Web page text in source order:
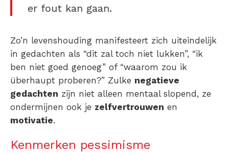
er fout kan gaan.
Zo’n levenshouding manifesteert zich uiteindelijk
in gedachten als “dit zal toch niet lukken”, “ik
ben niet goed genoeg” of “waarom zou ik
überhaupt proberen?” Zulke negatieve
gedachten zijn niet alleen mentaal slopend, ze
ondermijnen ook je zelfvertrouwen en
motivatie.
Kenmerken pessimisme